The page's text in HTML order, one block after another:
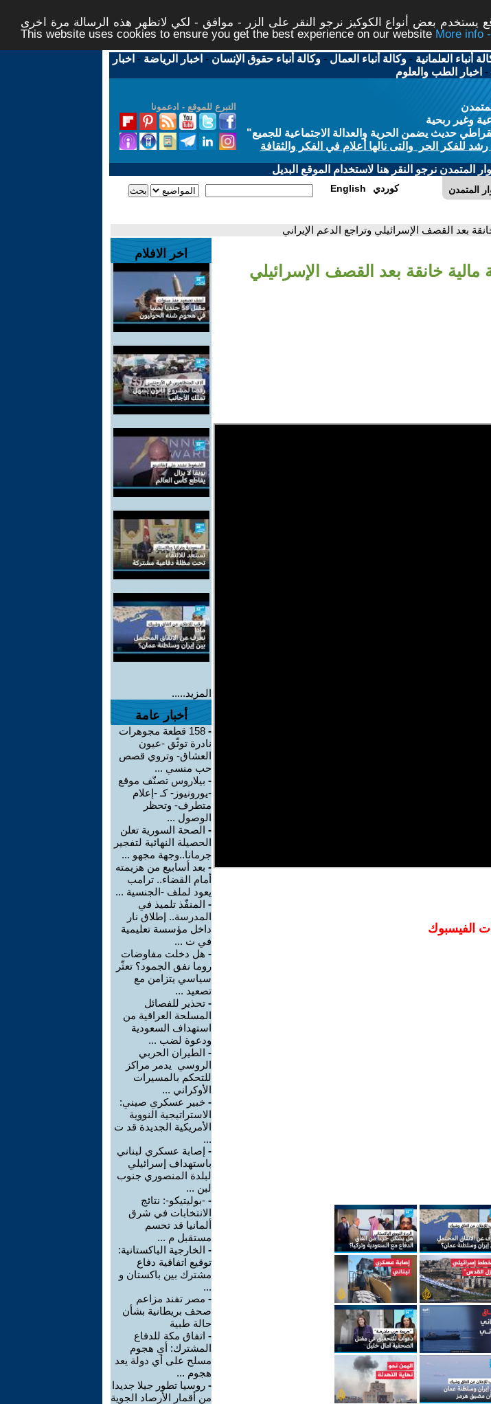
يستخدم بعض أنواع الكوكيز نرجو النقر على الزر - موافق - لكي لاتظهر هذه الرسالة مرة اخرى -
This website uses cookies to ensure you get the best experience on our website
أنباء العلمانية -وكالة أنباء العمال -وكالة أنباء حقوق الإنسان - اخبار الرياضة - اخبار
- اخبار الطب والعلوم
التبرع للموقع - ادعمونا
وغير ربحية
حديث يضمن الحرية والعدالة الاجتماعية للجميع"
للفكر الحر والتى نالها أعلام في الفكر والثقافة
المتمدن نرجو النقر هنا لاستخدام الموقع البديل
المتمدن English كوردي
بعد القصف الإسرائيلي وتراجع الدعم الإيراني
خانقة بعد القصف الإسرائيلي
الفيسبوك
اخر الافلام
المزيد.....
أخبار عامة
-
158 قطعة مجوهرات
نادرة توثّق -عيون
العشاق- وتروي قصص
حب منسي ...
- بيلاروس تصنّف موقع
-يورونيوز- كـ -إعلام
متطرف- وتحظر
الوصول ...
- الصحة السورية تعلن
الحصيلة النهائية لتفجير
جرمانا..وجهة مجهو ...
- بعد أسابيع من هزيمته
أمام القضاء.. ترامب
يعود لملف -الجنسية ...
- المنفّذ تلميذ في
المدرسة.. إطلاق نار
داخل مؤسسة تعليمية
في ت ...
- هل دخلت مفاوضات
روما نفق الجمود؟ تعثّر
سياسي يتزامن مع
تصعيد ...
- تحذير للفصائل
المسلحة العراقية من
استهداف السعودية
ودعوة لضب ...
- الطيران الحربي
الروسي يدمر مراكز
للتحكم بالمسيرات
الأوكراني ...
- خبير عسكري صيني:
الاستراتيجية النووية
الأمريكية الجديدة قد ت
...
- إصابة عسكري لبناني
باستهداف إسرائيلي
لبلدة المنصوري جنوب
لبن ...
- -بوليتيكو-: نتائج
الانتخابات في شرق
ألمانيا قد تحسم
مستقبل م ...
- الخارجية الباكستانية:
توقيع اتفاقية دفاع
مشترك بين باكستان و
...
- مصر تفند مزاعم
صحف بريطانية بشأن
حالة طبية
- ‏اتفاق مكة للدفاع
المشترك: أي هجوم
مسلح على أي دولة يعد
هجوم ...
- روسيا تطور جيلا جديدا
من أقمار الأرصاد الجوية